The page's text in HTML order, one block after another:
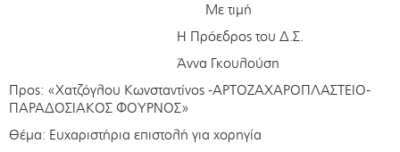
Με τιμή
Η Πρόεδρος του Δ.Σ.
Άννα Γκουλούση
Προς: «Χατζόγλου Κωνσταντίνος -ΑΡΤΟΖΑΧΑΡΟΠΛΑΣΤΕΙΟ-
ΠΑΡΑΔΟΣΙΑΚΟΣ ΦΟΥΡΝΟΣ»
Θέμα: Ευχαριστήρια επιστολή για χορηγία